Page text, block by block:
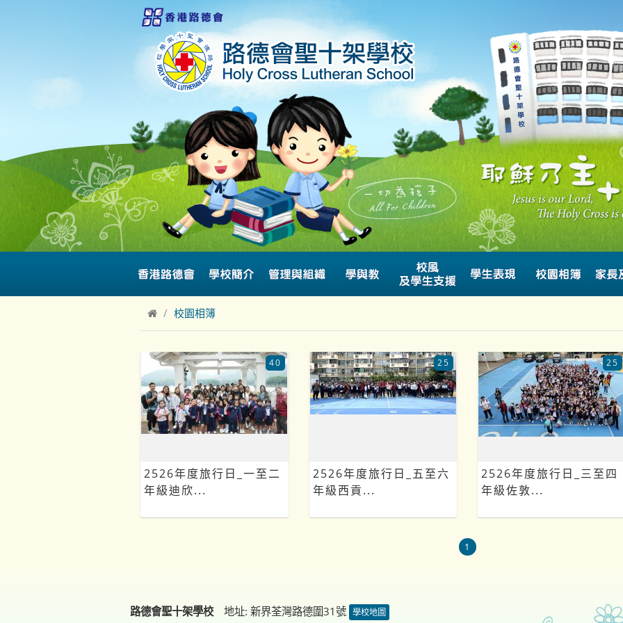
校園相簿
2526年度旅行日_一至二
年級迪欣...
40
2526年度旅行日_五至六
年級西貢...
25
2526年度旅行日_三至四
年級佐敦...
25
1
路德會聖十架學校 地址: 新界荃灣路德圍31號 學校地圖